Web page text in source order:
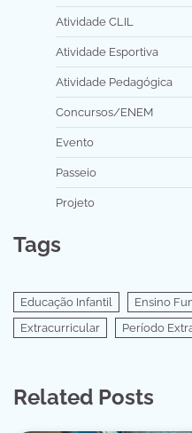
Atividade CLIL
Atividade Esportiva
Atividade Pedagógica
Concursos/ENEM
Evento
Passeio
Projeto
Tags
Educação Infantil Ensino
Extracurricular
Período
Related Posts